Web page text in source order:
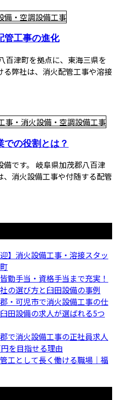
備・空調設備工事
管工事の進化
百津町を拠点に、東海三県を
弊社は、消火配管工事や溶接
事・消火設備・空調設備工事
の役割とは？
です。 岐阜県加茂郡八百津
消火設備工事や付随する配管
迎】消火設備工事・溶接スタッ
勤手当・資格手当まで充実！
の選び方と臼田設備の事例
・可児市で消火設備工事の仕
田設備の求人が選ばれる5つ
で消火設備工事の正社員求人
を目指せる理由
工として長く働ける職場｜福